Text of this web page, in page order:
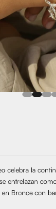
Ir al artículo
Ir alIr alIr
celebra la
entrelazan
en Bronce con